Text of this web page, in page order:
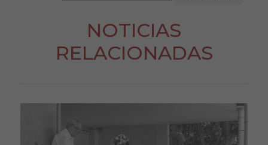
NOTICIAS
RELACIONADAS